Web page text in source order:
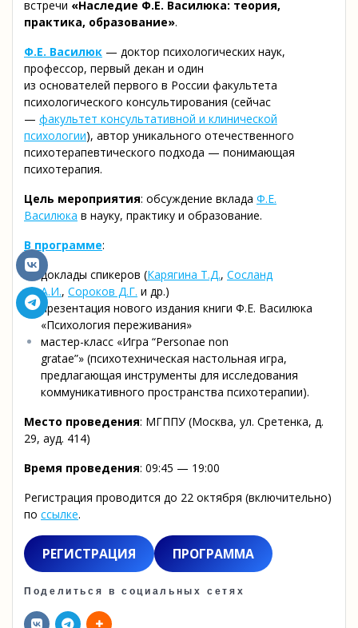
встречи «Наследие Ф.Е. Василюка: теория,
практика, образование».
Ф.Е. Василюк — доктор психологических наук,
профессор, первый декан и один
из основателей первого в России факультета
психологического консультирования (сейчас
— факультет консультативной и клинической
психологии), автор уникального отечественного
психотерапевтического подхода — понимающая
психотерапия.
Цель мероприятия: обсуждение вклада Ф.Е.
Василюка в науку, практику и образование.
В программе:
доклады спикеров (Карягина Т.Д., Сосланд
А.И., Сороков Д.Г. и др.)
презентация нового издания книги Ф.Е. Василюка
«Психология переживания»
мастер-класс «Игра “Personae non
gratae”» (психотехническая настольная игра,
предлагающая инструменты для исследования
коммуникативного пространства психотерапии).
Место проведения: МГППУ (Москва, ул. Сретенка, д.
29, ауд. 414)
Время проведения: 09:45 — 19:00
Регистрация проводится до 22 октября (включительно)
по ссылке.
РЕГИСТРАЦИЯ ПРОГРАММА
Поделиться в социальных сетях